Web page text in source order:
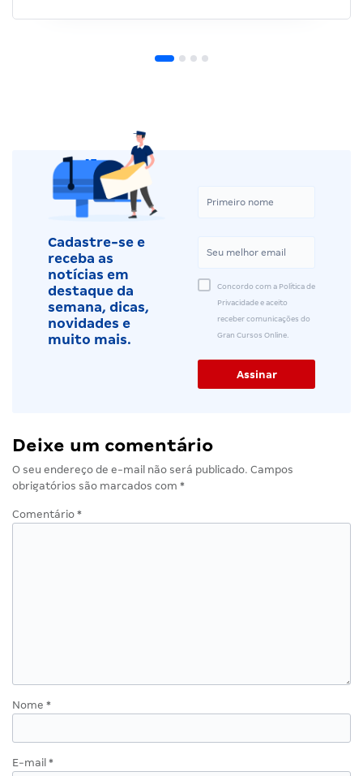
Cadastre-se e
receba as
notícias em
destaque da
semana, dicas,
novidades e
muito mais.
Concordo com a Política de
Privacidade e aceito
receber comunicações do
Gran Cursos Online.
Deixe um comentário
O seu endereço de e-mail não será publicado. Campos
obrigatórios são marcados com *
Comentário *
Nome *
E-mail *